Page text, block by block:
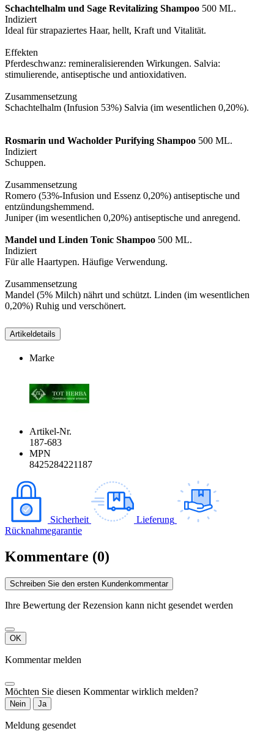
Schachtelhalm und Sage Revitalizing Shampoo 500 ML.
Indiziert
Ideal für strapaziertes Haar, hellt, Kraft und Vitalität.
Effekten
Pferdeschwanz: remineralisierenden Wirkungen. Salvia:
stimulierende, antiseptische und antioxidativen.
Zusammensetzung
Schachtelhalm (Infusion 53%) Salvia (im wesentlichen 0,20%).
Rosmarin und Wacholder Purifying Shampoo 500 ML.
Indiziert
Schuppen.
Zusammensetzung
Romero (53%-Infusion und Essenz 0,20%) antiseptische und
entzündungshemmend.
Juniper (im wesentlichen 0,20%) antiseptische und anregend.
Mandel und Linden Tonic Shampoo 500 ML.
Indiziert
Für alle Haartypen. Häufige Verwendung.
Zusammensetzung
Mandel (5% Milch) nährt und schützt. Linden (im wesentlichen
0,20%) Ruhig und verschönert.
Artikeldetails
Marke
Artikel-Nr.
187-683
MPN
8425284221187
Sicherheit
Lieferung
Rücknahmegarantie
Kommentare (0)
Schreiben Sie den ersten Kundenkommentar
Ihre Bewertung der Rezension kann nicht gesendet werden
OK
Kommentar melden
Möchten Sie diesen Kommentar wirklich melden?
Nein Ja
Meldung gesendet